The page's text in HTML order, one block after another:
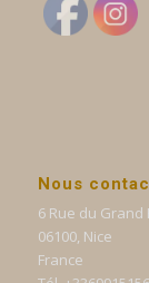
Nous
6 Rue du Grand
06100, Nice
France